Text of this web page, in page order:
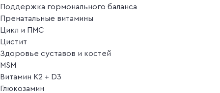
Поддержка гормонального баланса
Пренатальные витамины
Цикл и ПМС
Цистит
Здоровье суставов и костей
MSM
Витамин K2 + D3
Глюкозамин